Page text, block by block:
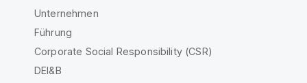
Unternehmen
Führung
Corporate Social Responsibility (CSR)
DEI&B